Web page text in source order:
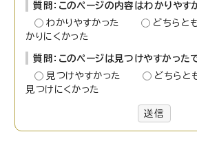
質問：このページの内容はわかりやす
わかりやすかった
どちらと
かりにくかった
質問：このページは見つけやすかった
見つけやすかった
どちらと
見つけにくかった
送信